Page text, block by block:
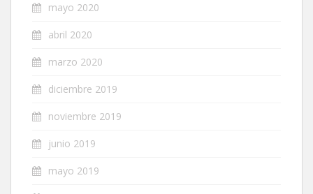
mayo 2020
abril 2020
marzo 2020
diciembre 2019
noviembre 2019
junio 2019
mayo 2019